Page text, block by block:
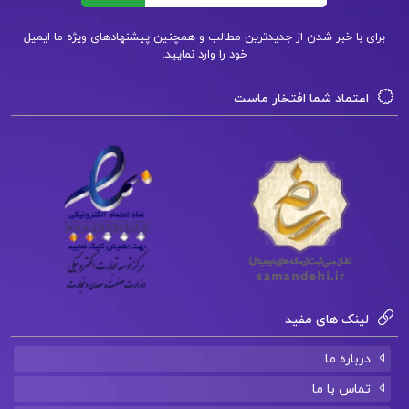
آزمون‌های خود آماده شوند و به موفقیت دست یابند.این
می‌دهد تا مفاهیم را به طور کامل و دقیق فراگیرند.هر
درس به گونه‌ای طراحی شده که فرآیند یادگیری را تسهیل
کرده و با ارائه تمرین‌ها و مثال‌های متنوع، فهم مطالب را
عمیق‌تر می‌کند.همچنین، این کتاب به عنوان یک منبع
ارزشمند برای مرور و تسلط بر دروس مدرسه و آماده‌سازی
جهت امتحانات، بسیار مفید است.کتاب جامع انگلیسی
خط سفید، با ارائه مطالب به صورت منطقی و ترتیب
مناسب، به دانش‌آموزان کمک می‌کند تا با اعتماد به نفس
برای با خبر شدن از جدیدترین مطالب و همچنین پیشنهادهای ویژه ما ایمیل
خود را وارد نمایید.
اعتماد شما افتخار ماست
لینک های مفید
درباره ما
تماس با ما